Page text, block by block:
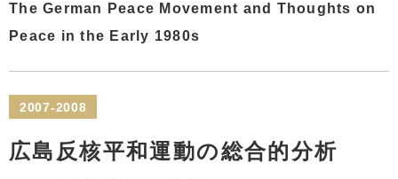
The German Peace Movement and Thoughts on
Peace in the Early 1980s
2007-2008
広島反核平和運動の総合的分析